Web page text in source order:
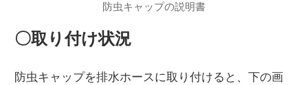
防虫キャップの説明書
〇取り付け状況
防虫キャップを排水ホースに取り付けると、下の画